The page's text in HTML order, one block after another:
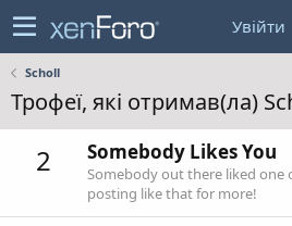
Увійти
Scholl
Трофеї, які отримав(ла)
2 Somebody Likes You
Somebody out there liked one
posting like that for more!